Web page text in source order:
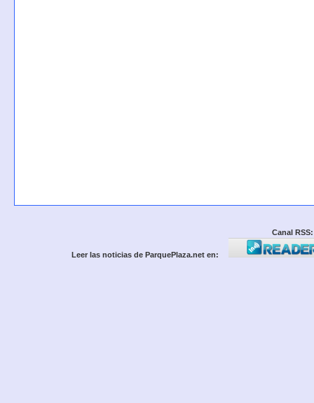
Canal RSS:
Leer las noticias de ParquePlaza.net en: